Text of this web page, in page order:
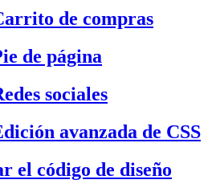
de compras
de página
sociales
avanzada de CSS
el código de diseño